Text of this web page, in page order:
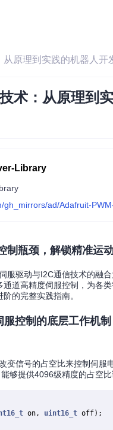
原理到实践的机器人开
术：从原理到
Library
gh_mirrors/ad/Adafruit-
制瓶颈，解锁精准运
服驱动与I2C通信技术的融
道高精度伺服控制，为各
的完整实践指南。
控制的底层工作机制
变信号的占空比来控制伺
够提供4096级精度的占空比
on, uint16_t off)